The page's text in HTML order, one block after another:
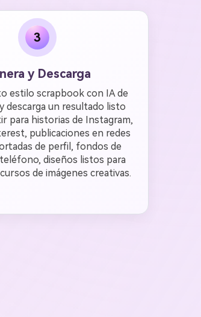
3
y Descarga
estilo scrapbook con IA de
descarga un resultado listo
para historias de Instagram,
publicaciones en redes
de perfil, fondos de
diseños listos para
de imágenes creativas.